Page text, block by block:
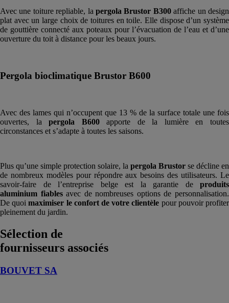
Avec une toiture repliable, la pergola Brustor B300affiche un design
plat avec un large choix de toitures en toile. Elle dispose d’un système
de gouttière connecté aux poteaux pour l’évacuation de l’eau et d’une
ouverture du toit à distance pour les beaux jours.
Pergola bioclimatique Brustor B600
Avec des lames qui n’occupent que 13 % de la surface totale une fois
ouvertes, la pergola B600apporte de la lumière en toutes
circonstances et s’adapte à toutes les saisons.
Plus qu’une simple protection solaire, la pergola Brustor se décline en
de nombreux modèles pour répondre aux besoins des utilisateurs. Le
savoir-faire de l’entreprise belge est la garantie de produits
aluminium fiablesavec de nombreuses options de personnalisation.
De quoimaximiser le confort de votre clientèle pour pouvoir profiter
pleinement du jardin.
Sélection de
fournisseurs associés
BOUVET SA